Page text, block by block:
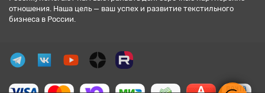
отношения. Наша цель — ваш успех и развитие текстильного
бизнеса в России.